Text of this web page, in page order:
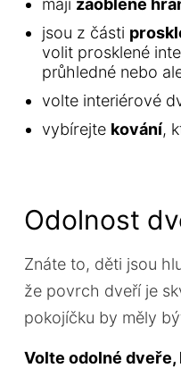
mají zaoblené
jsou z části
volit prosklené
průhledné nebo
volte interiérové
vybírejte kování,
Odolnost
Znáte to, děti jsou
že povrch dveří je
pokojíčku by měly
Volte odolné dveře,